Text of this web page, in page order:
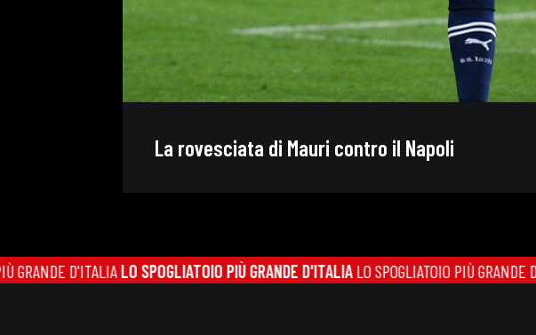
La rovesciata di Mauri contro il Napoli
D'ITALIALO SPOGLIATOIO PIÙ GRANDE D'ITALIALO SPOGLIATOIO PIÙ GRANDE D'ITALIA